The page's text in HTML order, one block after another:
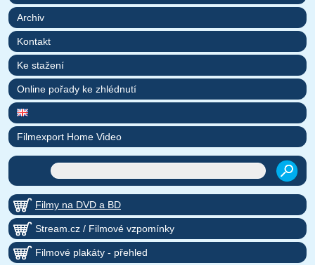
Archiv
Kontakt
Ke stažení
Online pořady ke zhlédnutí
Filmexport Home Video
Filmy na DVD a BD
Stream.cz / Filmové vzpomínky
Filmové plakáty - přehled